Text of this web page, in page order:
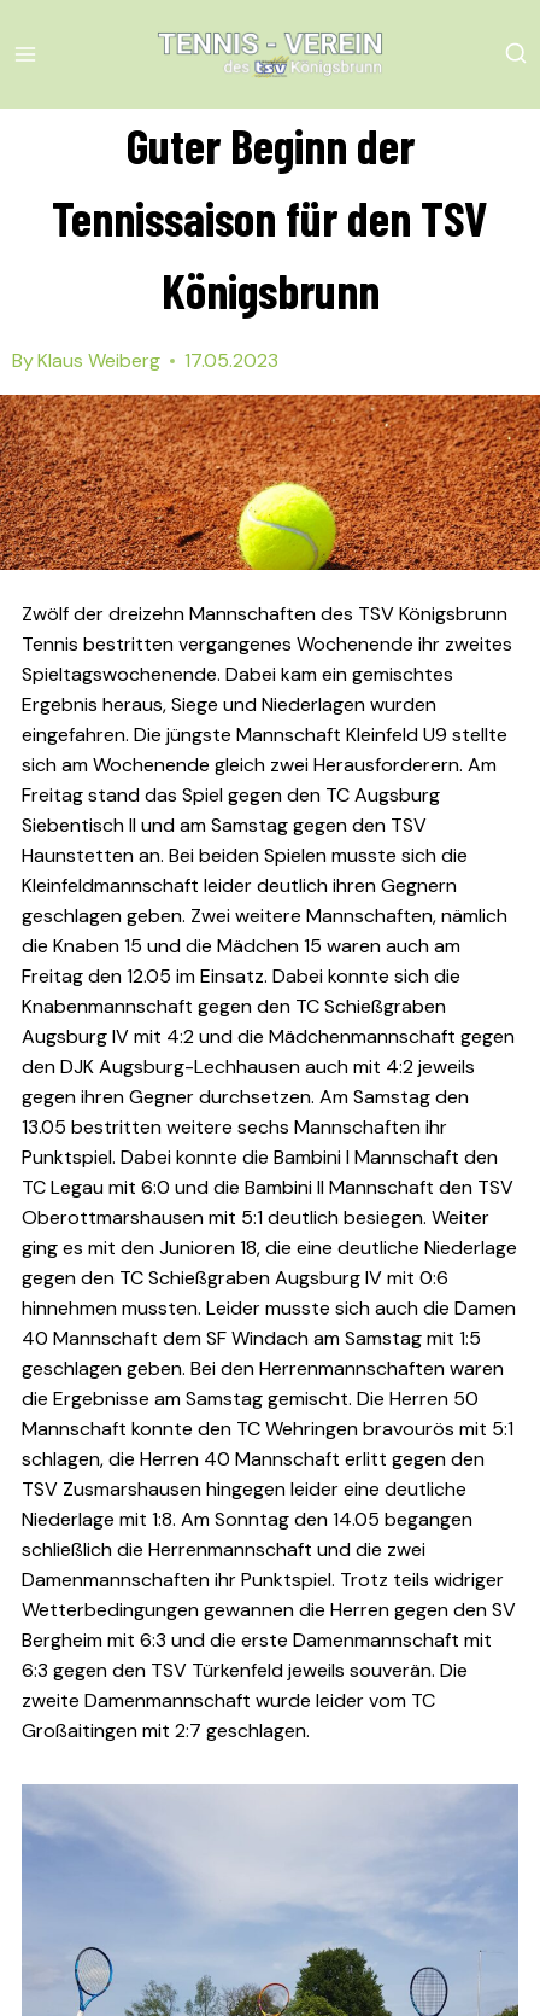
to
Guter Beginn der
Tennissaison für den TSV
Königsbrunn
ByKlaus Weiberg 17.05.2023
Zwölf der dreizehn Mannschaften des TSV Königsbrunn
Tennis bestritten vergangenes Wochenende ihr zweites
Spieltagswochenende. Dabei kam ein gemischtes
Ergebnis heraus, Siege und Niederlagen wurden
eingefahren. Die jüngste Mannschaft Kleinfeld U9 stellte
sich am Wochenende gleich zwei Herausforderern. Am
Freitag stand das Spiel gegen den TC Augsburg
Siebentisch II und am Samstag gegen den TSV
Haunstetten an. Bei beiden Spielen musste sich die
Kleinfeldmannschaft leider deutlich ihren Gegnern
geschlagen geben. Zwei weitere Mannschaften, nämlich
die Knaben 15 und die Mädchen 15 waren auch am
Freitag den 12.05 im Einsatz. Dabei konnte sich die
Knabenmannschaft gegen den TC Schießgraben
Augsburg IV mit 4:2 und die Mädchenmannschaft gegen
den DJK Augsburg-Lechhausen auch mit 4:2 jeweils
gegen ihren Gegner durchsetzen. Am Samstag den
13.05 bestritten weitere sechs Mannschaften ihr
Punktspiel. Dabei konnte die Bambini I Mannschaft den
TC Legau mit 6:0 und die Bambini II Mannschaft den TSV
Oberottmarshausen mit 5:1 deutlich besiegen. Weiter
ging es mit den Junioren 18, die eine deutliche Niederlage
gegen den TC Schießgraben Augsburg IV mit 0:6
hinnehmen mussten. Leider musste sich auch die Damen
40 Mannschaft dem SF Windach am Samstag mit 1:5
geschlagen geben. Bei den Herrenmannschaften waren
die Ergebnisse am Samstag gemischt. Die Herren 50
Mannschaft konnte den TC Wehringen bravourös mit 5:1
schlagen, die Herren 40 Mannschaft erlitt gegen den
TSV Zusmarshausen hingegen leider eine deutliche
Niederlage mit 1:8. Am Sonntag den 14.05 begangen
schließlich die Herrenmannschaft und die zwei
Damenmannschaften ihr Punktspiel. Trotz teils widriger
Wetterbedingungen gewannen die Herren gegen den SV
Bergheim mit 6:3 und die erste Damenmannschaft mit
6:3 gegen den TSV Türkenfeld jeweils souverän. Die
zweite Damenmannschaft wurde leider vom TC
Großaitingen mit 2:7 geschlagen.